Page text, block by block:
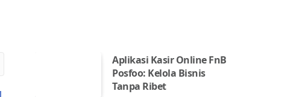
Aplikasi Kasir Online FnB
Posfoo: Kelola Bisnis
Tanpa Ribet